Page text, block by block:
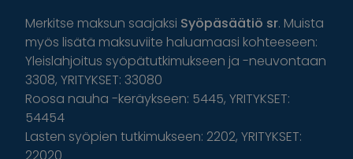
Merkitse maksun saajaksi Syöpäsäätiö sr. Muista
myös lisätä maksuviite haluamaasi kohteeseen:
Yleislahjoitus syöpätutkimukseen ja -neuvontaan
3308, YRITYKSET: 33080
Roosa nauha -keräykseen: 5445, YRITYKSET:
54454
Lasten syöpien tutkimukseen: 2202, YRITYKSET:
22020